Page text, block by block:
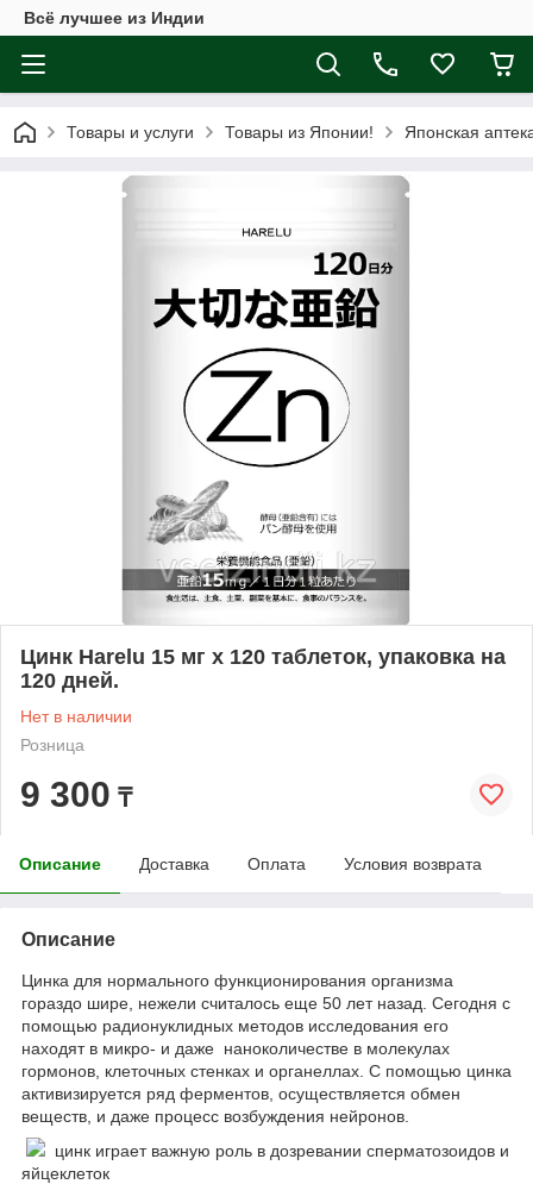
Всё лучшее из Индии
Товары и услуги Товары из Японии! Японская
Цинк Harelu 15 мг x 120 таблеток, упаковка на
120 дней.
Нет в наличии
Розница
9 300 ₸
Описание Доставка Оплата Условия возврата
Описание
Цинка для нормального функционирования организма
гораздо шире, нежели считалось еще 50 лет назад. Сегодня с
помощью радионуклидных методов исследования его
находят в микро- и даже наноколичестве в молекулах
гормонов, клеточных стенках и органеллах. С помощью цинка
активизируется ряд ферментов, осуществляется обмен
веществ, и даже процесс возбуждения нейронов.
цинк играет важную роль в дозревании сперматозоидов и
яйцеклеток